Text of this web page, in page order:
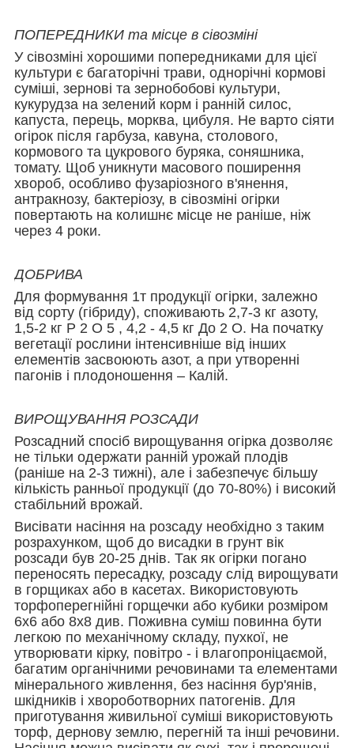
ПОПЕРЕДНИКИ та місце в сівозміні
У сівозміні хорошими попередниками для цієї
культури є багаторічні трави, однорічні кормові
суміші, зернові та зернобобові культури,
кукурудза на зелений корм і ранній силос,
капуста, перець, морква, цибуля. Не варто сіяти
огірок після гарбуза, кавуна, столового,
кормового та цукрового буряка, соняшника,
томату. Щоб уникнути масового поширення
хвороб, особливо фузаріозного в'янення,
антракнозу, бактеріозу, в сівозміні огірки
повертають на колишнє місце не раніше, ніж
через 4 роки.
ДОБРИВА
Для формування 1т продукції огірки, залежно
від сорту (гібриду), споживають 2,7-3 кг азоту,
1,5-2 кг Р 2 О 5 , 4,2 - 4,5 кг До 2 О. На початку
вегетації рослини інтенсивніше від інших
елементів засвоюють азот, а при утворенні
пагонів і плодоношення – Калій.
ВИРОЩУВАННЯ РОЗСАДИ
Розсадний спосіб вирощування огірка дозволяє
не тільки одержати ранній урожай плодів
(раніше на 2-3 тижні), але і забезпечує більшу
кількість ранньої продукції (до 70-80%) і високий
стабільний врожай.
Висівати насіння на розсаду необхідно з таким
розрахунком, щоб до висадки в грунт вік
розсади був 20-25 днів. Так як огірки погано
переносять пересадку, розсаду слід вирощувати
в горщиках або в касетах. Використовують
торфоперегнійні горщечки або кубики розміром
6х6 або 8х8 див. Поживна суміш повинна бути
легкою по механічному складу, пухкої, не
утворювати кірку, повітро - і влагопроніцаємой,
багатим органічними речовинами та елементами
мінерального живлення, без насіння бур'янів,
шкідників і хвороботворних патогенів. Для
приготування живильної суміші використовують
торф, дернову землю, перегній та інші речовини.